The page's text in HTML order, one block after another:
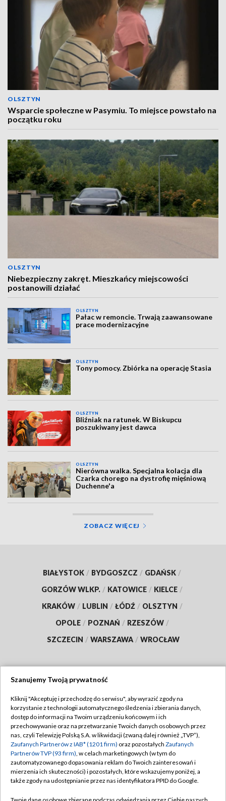
OLSZTYN
Wsparcie społeczne w Pasymiu. To miejsce powstało na
początku roku
OLSZTYN
Niebezpieczny zakręt. Mieszkańcy miejscowości
postanowili działać
OLSZTYN
Pałac w remoncie. Trwają zaawansowane
prace modernizacyjne
OLSZTYN
Tony pomocy. Zbiórka na operację Stasia
OLSZTYN
Bliźniak na ratunek. W Biskupcu
poszukiwany jest dawca
OLSZTYN
Nierówna walka. Specjalna kolacja dla
Czarka chorego na dystrofię mięśniową
Duchenne'a
ZOBACZ WIĘCEJ
BIAŁYSTOK / BYDGOSZCZ / GDAŃSK /
GORZÓW WLKP. / KATOWICE / KIELCE /
KRAKÓW / LUBLIN / ŁÓDŹ / OLSZTYN /
OPOLE / POZNAŃ / RZESZÓW /
SZCZECIN / WARSZAWA / WROCŁAW
TVP
Abonament TVP
Emisja w TVP
Centrum informacji TVP
Naziemna Telewizja Cyfrowa
Regulamin TVP
Polityka prywatności
Moje zgody
Pomoc
Szanujemy Twoją prywatność
Kliknij "Akceptuję i przechodzę do serwisu", aby wyrazić zgody na
korzystanie z technologii automatycznego śledzenia i zbierania danych,
dostęp do informacji na Twoim urządzeniu końcowym i ich
przechowywanie oraz na przetwarzanie Twoich danych osobowych przez
nas, czyli Telewizję Polską S.A. w likwidacji (zwaną dalej również „TVP”),
Zaufanych Partnerów z IAB* (1201 firm) oraz pozostałych Zaufanych
Partnerów TVP (93 firm), w celach marketingowych (w tym do
zautomatyzowanego dopasowania reklam do Twoich zainteresowań i
mierzenia ich skuteczności) i pozostałych, które wskazujemy poniżej, a
także zgody na udostępnianie przez nas identyfikatora PPID do Google.